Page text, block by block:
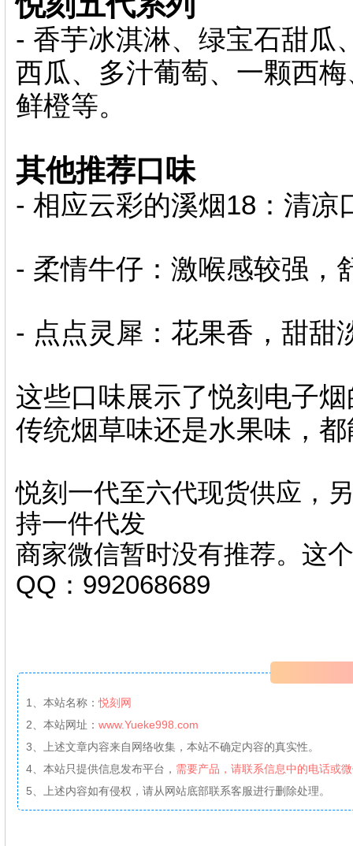
- 香芋冰淇淋、绿宝石甜瓜
西瓜、多汁葡萄、一颗西
鲜橙等。
其他推荐口味
- 相应云彩的溪烟18：清凉
- 柔情牛仔：激喉感较强，
- 点点灵犀：花果香，甜甜
这些口味展示了悦刻电子
传统烟草味还是水果味，
悦刻一代至六代现货供应，
持一件代发
商家微信暂时没有推荐。这
QQ：992068689
1、本站名称：悦刻网
2、本站网址： www.Yueke998.com
3、上述文章内容来自网络收集，本站不确定内容的真实性。
4、本站只提供信息发布平台， 需要产品，请联系信息中的电话或
5、上述内容如有侵权，请从网站底部联系客服进行删除处理。